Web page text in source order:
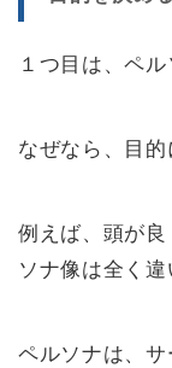
１つ目は、ペ
なぜなら、目的
例えば、頭が
ソナ像は全く違
ペルソナは、